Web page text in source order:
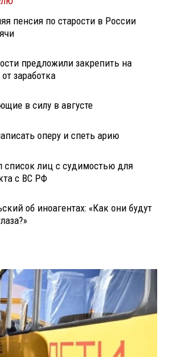
пенсия по старости в России
предложили закрепить на
заработка
в силу в августе
оперу и спеть арию
список лиц с судимостью для
с ВС РФ
об иноагентах: «Как они будут